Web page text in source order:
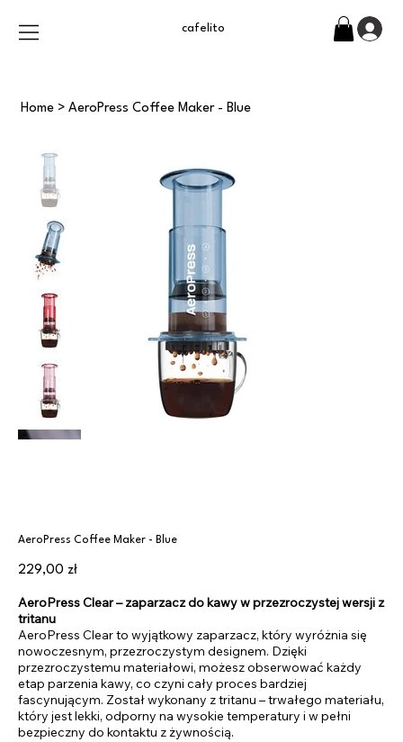
cafelito
Home > AeroPress Coffee Maker - Blue
AeroPress Coffee Maker - Blue
Cena
229,00 zł
AeroPress Clear – zaparzacz do kawy w przezroczystej wersji z
tritanu
AeroPress Clear to wyjątkowy zaparzacz, który wyróżnia się
nowoczesnym, przezroczystym designem. Dzięki
przezroczystemu materiałowi, możesz obserwować każdy
etap parzenia kawy, co czyni cały proces bardziej
fascynującym. Został wykonany z tritanu – trwałego materiału,
który jest lekki, odporny na wysokie temperatury i w pełni
bezpieczny do kontaktu z żywnością.